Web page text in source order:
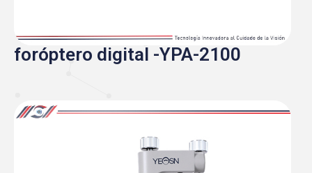
foróptero digital -YPA-2100